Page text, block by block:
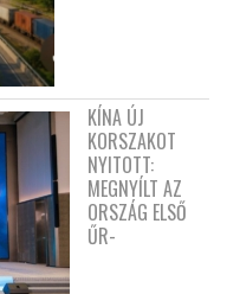
KÍNA ÚJ
KORSZAKOT
NYITOTT:
MEGNYÍLT AZ
ORSZÁG ELSŐ
ŰR-